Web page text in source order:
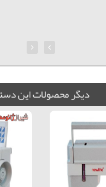
ديگر محصولات اين